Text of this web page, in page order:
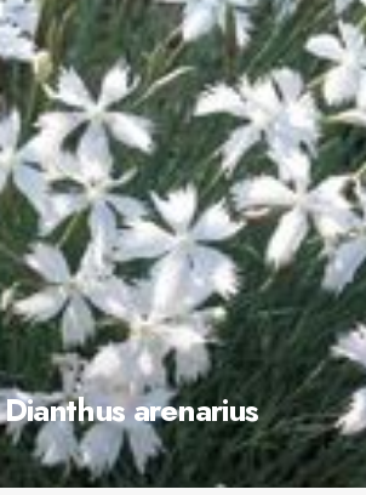
Dianthus arenarius